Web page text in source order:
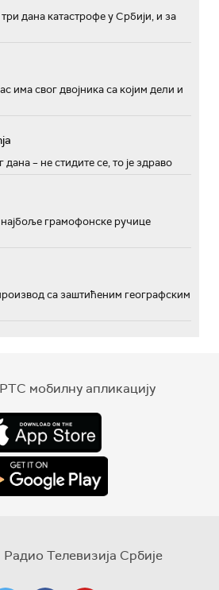
дана катастрофе у Србији, и за
има свог двојника са којим дели и
– не стидите се, то је здраво
грамофонске ручице
са заштићеним географским
мобилну апликацију
Радио Телевизија Србије